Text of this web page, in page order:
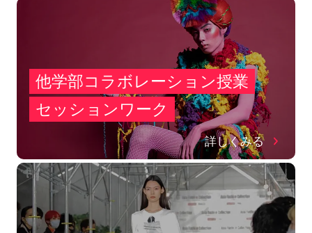
他学部コラボレーション授業
セッションワーク
詳しくみる